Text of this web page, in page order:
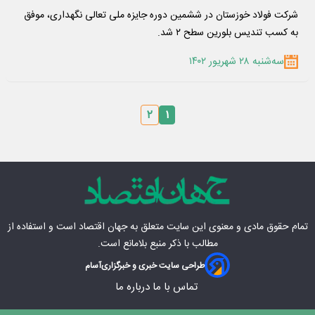
شرکت فولاد خوزستان در ششمین دوره جایزه ملی تعالی نگهداری، موفق
به کسب تندیس بلورین سطح ۲ شد.
سه‌شنبه ۲۸ شهریور ۱۴۰۲
۱ ۲
تمام حقوق مادی‌ و معنوی این سایت متعلق بهجهان اقتصاد است و استفاده از
مطالب با ذکر منبع بلامانع است.
طراحی سایت خبری و خبرگزاریآسام
تماس با ما درباره ما